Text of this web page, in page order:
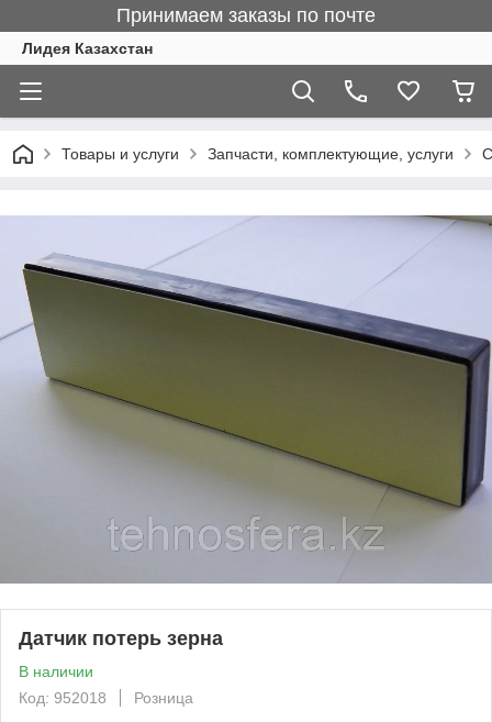
Принимаем заказы по почте
Лидея Казахстан
Товары и услуги Запчасти, комплектующие, услуги
Датчик потерь зерна
В наличии
Код: 952018
Розница